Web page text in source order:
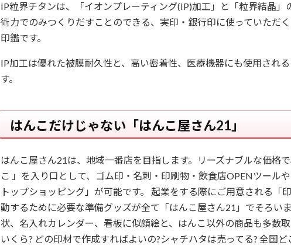
IP粒界チタンは、「イオンプレーティング(IP)加工」と「粒界結晶」
術力でのみつくりだすことのできる、実印・銀行印に使っていただ
印鑑です。
IP加工は優れた被膜耐久性と、高い密着性、医療機器にも使用され
す。
はんこだけじゃない「はんこ屋さん21」
はんこ屋さん21は、地域一番店を目指します。リーズナブルな価格
こ 」を入り口として、ゴム印・名刺・印刷物・飲食店OPENツール
トップショッピング」が可能です。 起業をする際にご用意される「
動するために必要な準備グッズが全て「はんこ屋さん21」でそろい
状、名入れカレンダー、看板に似顔絵と、はんこ以外の商品も多数
いくら? どの印材で作成すればよいの?シャチハタは売ってる? 全国